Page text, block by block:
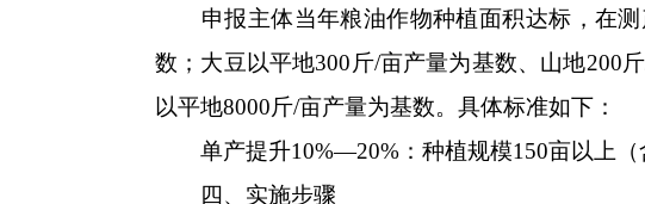
申报主体当年粮油作物种植面积达标，在测
数；大豆以平地300斤/亩产量为基数、山地200
以平地8000斤/亩产量为基数。具体标准如下：
单产提升10%—20%：种植规模150亩以上（
四、实施步骤